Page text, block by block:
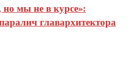
мы не в курсе»:
главархитектора